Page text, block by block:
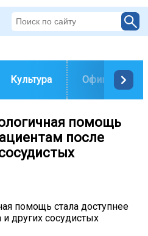
Культура Официально
помощь
после
помощь стала доступнее
и других сосудистых